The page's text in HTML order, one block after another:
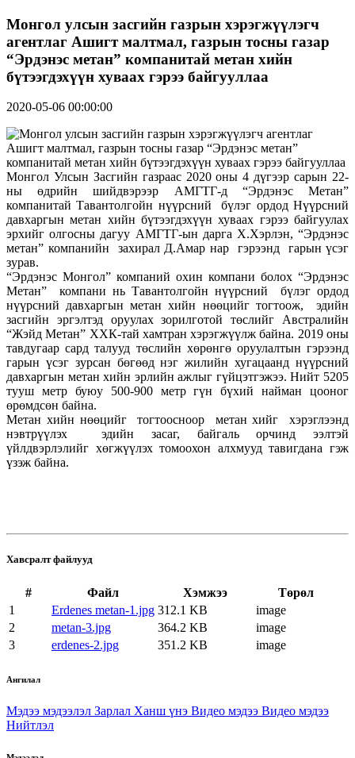
Монгол улсын засгийн газрын хэрэгжүүлэгч
агентлаг Ашигт малтмал, газрын тосны газар
“Эрдэнэс метан” компанитай метан хийн
бүтээгдэхүүн хуваах гэрээ байгууллаа
2020-05-06 00:00:00
Монгол Улсын Засгийн газраас 2020 оны 4 дүгээр сарын 22-
ны өдрийн шийдвэрээр АМГТГ-д “Эрдэнэс Метан”
компанитай Тавантолгойн нүүрсний бүлэг ордод Нүүрсний
давхаргын метан хийн бүтээгдэхүүн хуваах гэрээ байгуулах
эрхийг олгосны дагуу АМГТГ-ын дарга Х.Хэрлэн, “Эрдэнэс
метан” компанийн захирал Д.Амар нар гэрээнд гарын үсэг
зурав.
“Эрдэнэс Монгол” компаний охин компани болох “Эрдэнэс
Метан” компани нь Тавантолгойн нүүрсний бүлэг ордод
нүүрсний давхаргын метан хийн нөөцийг тогтоож, эдийн
засгийн эргэлтэд оруулах зорилготой төслийг Австралийн
“Жэйд Метан” ХХК-тай хамтран хэрэгжүүлж байна. 2019 оны
тавдугаар сард талууд төслийн хөрөнгө оруулалтын гэрээнд
гарын үсэг зурсан бөгөөд нэг жилийн хугацаанд нүүрсний
давхаргын метан хийн эрлийн ажлыг гүйцэтгэжээ. Нийт 5205
тууш метр буюу 500-900 метр гүн бүхий найман цооног
өрөмдсөн байна.
Метан хийн нөөцийг тогтоосноор метан хийг хэрэглээнд
нэвтрүүлэх эдийн засаг, байгаль орчинд ээлтэй
үйлдвэрлэлийг хөгжүүлэх томоохон алхмууд тавигдана гэж
үзэж байна.
Хавсралт файлууд
# Файл Хэмжээ
Төрөл
1
Erdenes metan-1.jpg 312.1 KB
image
2
metan-3.jpg 364.2 KB
image
3
erdenes-2.jpg 351.2 KB image
Ангилал
Мэдээ мэдээлэл Зарлал Ханш үнэ Видео мэдээ Видео мэдээ
Нийтлэл